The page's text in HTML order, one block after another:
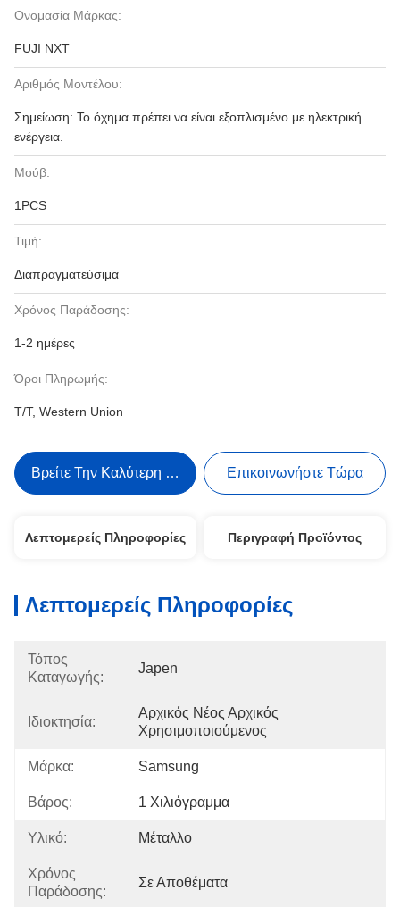
Ονομασία Μάρκας:
FUJI NXT
Αριθμός Μοντέλου:
Σημείωση: Το όχημα πρέπει να είναι εξοπλισμένο με ηλεκτρική
ενέργεια.
Μούβ:
1PCS
Τιμή:
Διαπραγματεύσιμα
Χρόνος Παράδοσης:
1-2 ημέρες
Όροι Πληρωμής:
T/T, Western Union
Βρείτε Την Καλύτερη Τιμή Επικοινωνήστε Τώρα
Λεπτομερείς Πληροφορίες Περιγραφή Προϊόντος
Λεπτομερείς Πληροφορίες
Τόπος
Καταγωγής:
Japen
Ιδιοκτησία:
Αρχικός Νέος Αρχικός
Χρησιμοποιούμενος
Μάρκα: Samsung
Βάρος: 1 Χιλιόγραμμα
Υλικό: Μέταλλο
Χρόνος
Παράδοσης:
Σε Αποθέματα